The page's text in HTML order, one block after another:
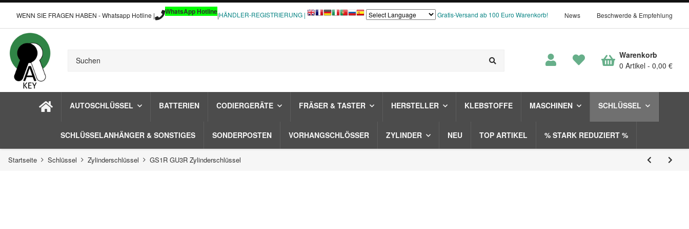
WENN SIE FRAGEN HABEN - Whatsapp Hotline | WhatsApp Hotline|HÄNDLER-REGISTRIERUNG | Gratis-Versand ab 100 Euro Warenkorb! News Beschwerde & Empfehlung
AUTOSCHLÜSSEL BATTERIEN CODIERGERÄTE FRÄSER & TASTER HERSTELLER KLEBSTOFFE MASCHINEN SCHLÜSSEL
SCHLÜSSELANHÄNGER & SONSTIGES SONDERPOSTEN VORHANGSCHLÖSSER ZYLINDER NEU TOP ARTIKEL % STARK REDUZIERT %
Warenkorb
0 Artikel
0,00 €
Startseite Schlüssel Zylinderschlüssel GS1R GU3R Zylinderschlüssel